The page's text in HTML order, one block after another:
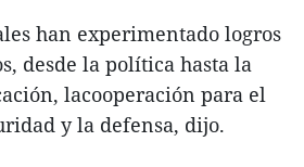
han experimentado logros
desde la política hasta la
lacooperación para el
y la defensa, dijo.